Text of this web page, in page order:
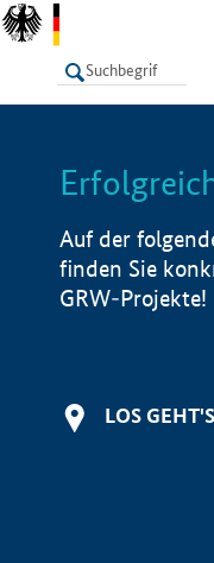
LISTE
Auf der
finden Sie
GRW-Projekte!
LOS GEHT'S